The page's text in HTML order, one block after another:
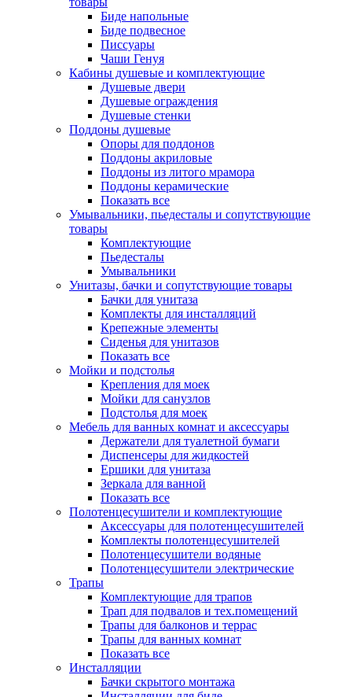
Биде напольные
Биде подвесное
Писсуары
Чаши Генуя
Кабины душевые и комплектующие
Душевые двери
Душевые ограждения
Душевые стенки
Поддоны душевые
Опоры для поддонов
Поддоны акриловые
Поддоны из литого мрамора
Поддоны керамические
Показать все
Умывальники, пьедесталы и сопутствующие
товары
Комплектующие
Пьедесталы
Умывальники
Унитазы, бачки и сопутствующие товары
Бачки для унитаза
Комплекты для инсталляций
Крепежные элементы
Сиденья для унитазов
Показать все
Мойки и подстолья
Крепления для моек
Мойки для санузлов
Подстолья для моек
Мебель для ванных комнат и аксессуары
Держатели для туалетной бумаги
Диспенсеры для жидкостей
Ершики для унитаза
Зеркала для ванной
Показать все
Полотенцесушители и комплектующие
Аксессуары для полотенцесушителей
Комплекты полотенцесушителей
Полотенцесушители водяные
Полотенцесушители электрические
Трапы
Комплектующие для трапов
Трап для подвалов и тех.помещений
Трапы для балконов и террас
Трапы для ванных комнат
Показать все
Инсталляции
Бачки скрытого монтажа